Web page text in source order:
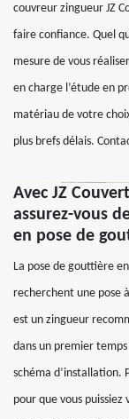
couvreur zingueur JZ
faire confiance. Quel
mesure de vous
en charge l’étude en
matériau de votre
plus brefs délais.
Avec JZ
assurez-vous
en pose de
La pose de gouttière
recherchent une pose
est un zingueur
dans un premier
schéma d’installation.
pour que vous